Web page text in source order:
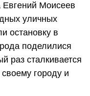
Моисеев
уличных
остановку в
поделилися
раз сталкивается
городу и